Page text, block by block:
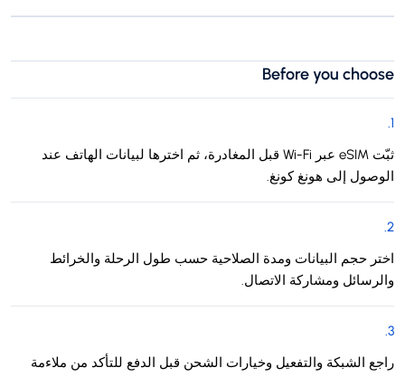
Before you choose
1
.
ثبّت eSIM عبر Wi-Fi قبل المغادرة، ثم اخترها لبيانات الهاتف عند
الوصول إلى هونغ كونغ.
2
.
اختر حجم البيانات ومدة الصلاحية حسب طول الرحلة والخرائط
والرسائل ومشاركة الاتصال.
3
.
راجع الشبكة والتفعيل وخيارات الشحن قبل الدفع للتأكد من ملاءمة